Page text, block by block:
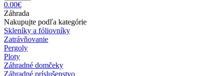
0.00€
Záhrada
Nakupujte podľa kategórie
Skleníky a fóliovníky
Zatrávňovanie
Pergoly
Ploty
Záhradné domčeky
Záhradné príslušenstvo